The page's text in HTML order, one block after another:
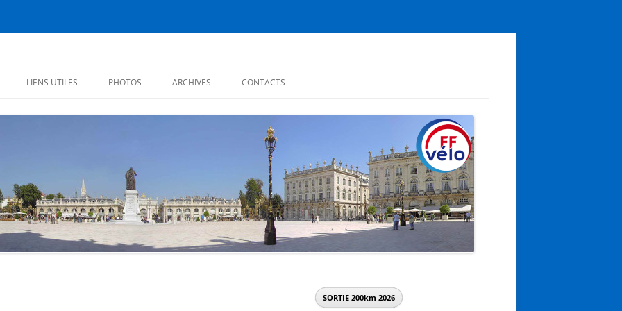
LIENS UTILES PHOTOS ARCHIVES
CHRONIQUES 2014
CHRONIQUES 2013
PREMIÈRES CHRONIQUES (2012)
CONTACTS
SORTIE 200km 2026